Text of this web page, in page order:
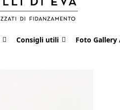
Consigli utili Foto Gallery